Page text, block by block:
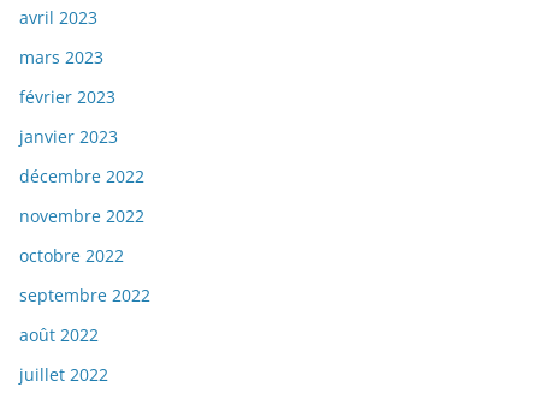
avril 2023
mars 2023
février 2023
janvier 2023
décembre 2022
novembre 2022
octobre 2022
septembre 2022
août 2022
juillet 2022